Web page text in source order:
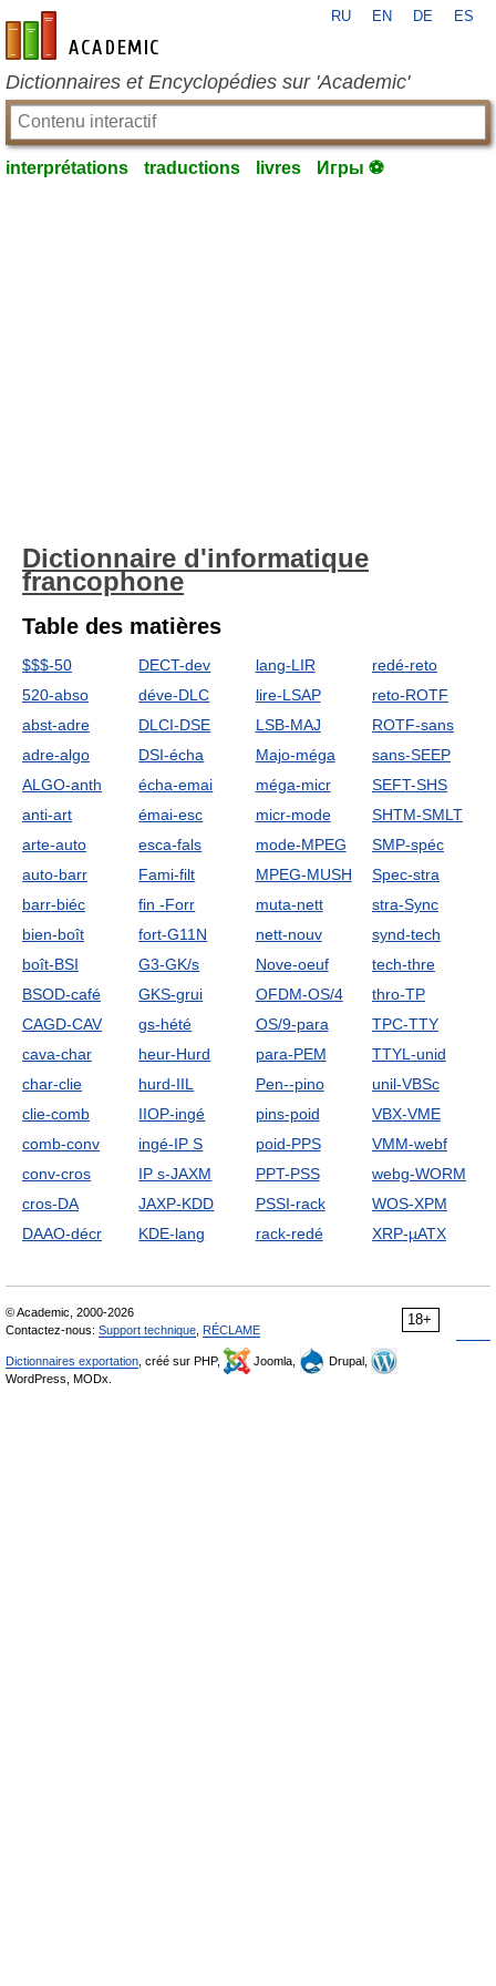
fr-academic.com
RU EN DE ES
Dictionnaires et Encyclopédies sur 'Academic'
interprétations traductions livres Игры ⚽
Dictionnaire d'informatique
francophone
Table des matières
$$$-50
520-abso
abst-adre
adre-algo
ALGO-anth
anti-art
arte-auto
auto-barr
barr-biéc
bien-boît
boît-BSI
BSOD-café
CAGD-CAV
cava-char
char-clie
clie-comb
comb-conv
conv-cros
cros-DA
DAAO-décr
DECT-dev
déve-DLC
DLCI-DSE
DSI-écha
écha-emai
émai-esc
esca-fals
Fami-filt
fin -Forr
fort-G11N
G3-GK/s
GKS-grui
gs-hété
heur-Hurd
hurd-IIL
IIOP-ingé
ingé-IP S
IP s-JAXM
JAXP-KDD
KDE-lang
lang-LIR
lire-LSAP
LSB-MAJ
Majo-méga
méga-micr
micr-mode
mode-MPEG
MPEG-MUSH
muta-nett
nett-nouv
Nove-oeuf
OFDM-OS/4
OS/9-para
para-PEM
Pen--pino
pins-poid
poid-PPS
PPT-PSS
PSSI-rack
rack-redé
redé-reto
reto-ROTF
ROTF-sans
sans-SEEP
SEFT-SHS
SHTM-SMLT
SMP-spéc
Spec-stra
stra-Sync
synd-tech
tech-thre
thro-TP
TPC-TTY
TTYL-unid
unil-VBSc
VBX-VME
VMM-webf
webg-WORM
WOS-XPM
XRP-µATX
18+
© Academic, 2000-2026
Contactez-nous: Support technique RÉCLAME
Dictionnaires exportation , créé sur PHP, Joomla,
Drupal,
WordPress, MODx.